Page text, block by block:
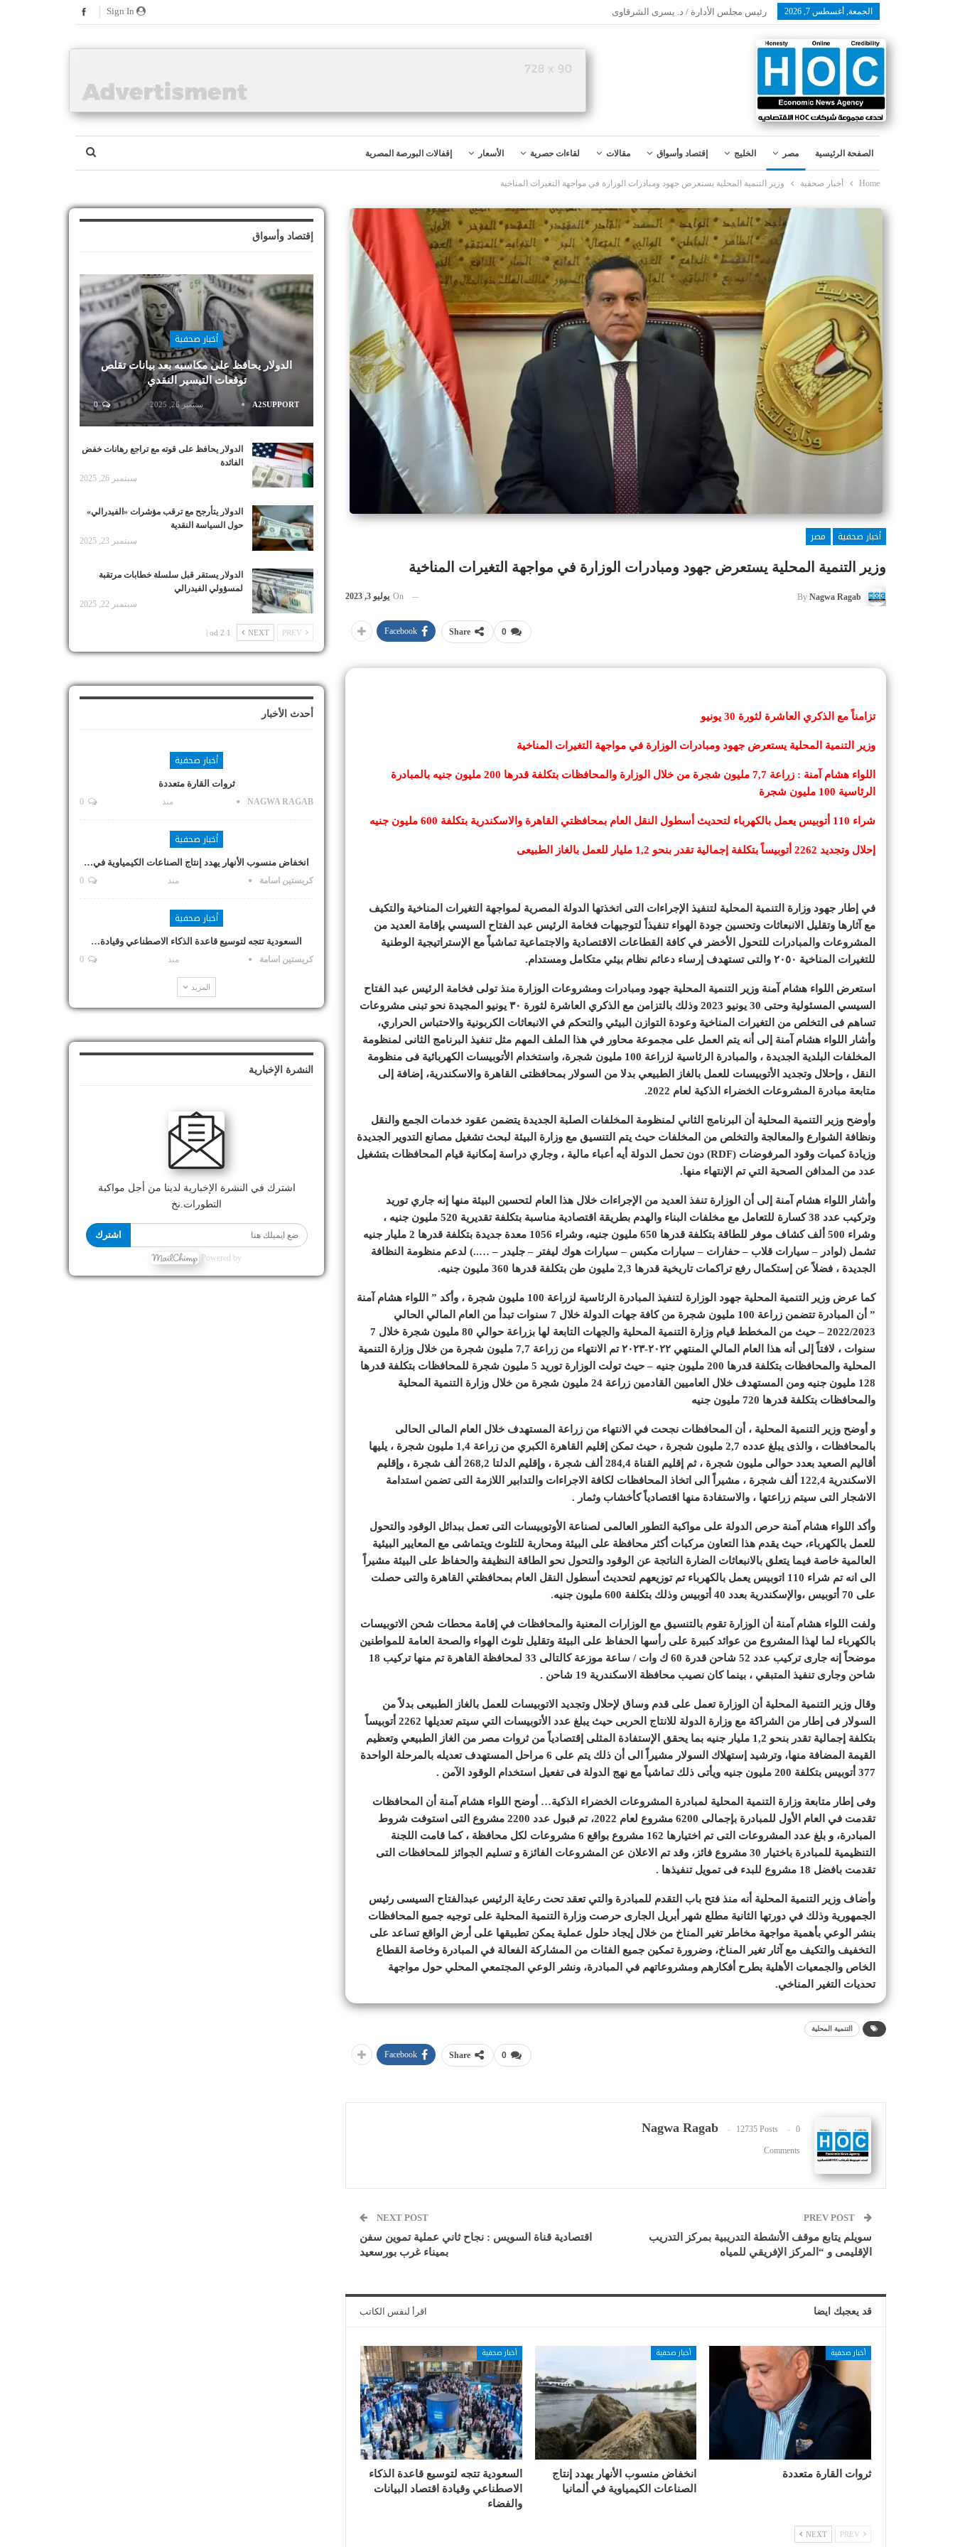
الجمعة, أغسطس 7, 2026 رئيس مجلس الأدارة / د. يسرى الشرقاوى
الصفحة الرئيسية مصر الخليج إقتصاد وأسواق مقالات لقاءات حصرية الأسعار إقفالات البورصة المصرية
Home أخبار صحفية وزير التنمية المحلية يستعرض جهود ومبادرات الوزارة في مواجهة التغيرات المناخية
أخبار صحفية
مصر
وزير التنمية المحلية يستعرض جهود ومبادرات الوزارة في مواجهة التغيرات المناخية
By Nagwa Ragab
On يوليو 3, 2023
0
Share
Facebook
تزامناً مع الذكري العاشرة لثورة 30 يونيو
وزير التنمية المحلية يستعرض جهود ومبادرات الوزارة في مواجهة التغيرات المناخية
اللواء هشام آمنة : زراعة 7,7 مليون شجرة من خلال الوزارة والمحافظات بتكلفة قدرها 200 مليون جنيه بالمبادرة
الرئاسية 100 مليون شجرة
شراء 110 أتوبيس يعمل بالكهرباء لتحديث أسطول النقل العام بمحافظتي القاهرة والاسكندرية بتكلفة 600 مليون جنيه
إحلال وتجديد 2262 أتوبيساً بتكلفة إجمالية تقدر بنحو 1,2 مليار للعمل بالغاز الطبيعى
في إطار جهود وزارة التنمية المحلية لتنفيذ الإجراءات التى اتخذتها الدولة المصرية لمواجهة التغيرات المناخية والتكيف
مع آثارها وتقليل الانبعاثات وتحسين جودة الهواء تنفيذاً لتوجيهات فخامة الرئيس عبد الفتاح السيسي بإقامة العديد من
المشروعات والمبادرات للتحول الأخضر في كافة القطاعات الاقتصادية والاجتماعية تماشياً مع الإستراتيجية الوطنية
للتغيرات المناخية ٢٠٥٠ والتى تستهدف إرساء دعائم نظام بيئي متكامل ومستدام.
استعرض اللواء هشام آمنة وزير التنمية المحلية جهود ومبادرات ومشروعات الوزارة منذ تولى فخامة الرئيس عبد الفتاح
السيسي المسئولية وحتى 30 يونيو 2023 وذلك بالتزامن مع الذكري العاشرة لثورة ٣٠ يونيو المجيدة نحو تبنى مشروعات
تساهم فى التخلص من التغيرات المناخية وعودة التوازن البيئي والتحكم في الانبعاثات الكربونية والاحتباس الحراري،
وأشار اللواء هشام آمنة إلى أنه يتم العمل على مجموعة محاور في هذا الملف المهم مثل تنفيذ البرنامج الثانى لمنظومة
المخلفات البلدية الجديدة ، والمبادرة الرئاسية لزراعة 100 مليون شجرة، واستخدام الأتوبيسات الكهربائية فى منظومة
النقل ، وإحلال وتجديد الأتوبيسات للعمل بالغاز الطبيعي بدلا من السولار بمحافظتى القاهرة والاسكندرية، إضافة إلى
متابعة مبادرة المشروعات الخضراء الذكية لعام 2022.
وأوضح وزير التنمية المحلية أن البرنامج الثاني لمنظومة المخلفات الصلبة الجديدة يتضمن عقود خدمات الجمع والنقل
ونظافة الشوارع والمعالجة والتخلص من المخلفات حيث يتم التنسيق مع وزارة البيئة لبحث تشغيل مصانع التدوير الجديدة
وزيادة كميات وقود المرفوضات (RDF) دون تحمل الدولة أيه أعباء مالية ، وجاري دراسة إمكانية قيام المحافظات بتشغيل
عدد من المدافن الصحية التي تم الإنتهاء منها.
وأشار اللواء هشام آمنة إلى أن الوزارة تنفذ العديد من الإجراءات خلال هذا العام لتحسين البيئة منها إنه جاري توريد
وتركيب عدد 38 كسارة للتعامل مع مخلفات البناء والهدم بطريقة اقتصادية مناسبة بتكلفة تقديرية 520 مليون جنيه ،
وشراء 500 ألف كشاف موفر للطاقة بتكلفة قدرها 650 مليون جنيه، وشراء 1056 معدة جديدة بتكلفة قدرها 2 مليار جنيه
تشمل (لوادر – سيارات قلاب – حفارات – سيارات مكبس – سيارات هوك ليفتر – جليدر – …..) لدعم منظومة النظافة
الجديدة ، فضلاً عن إستكمال رفع تراكمات تاريخية قدرها 2,3 مليون طن بتكلفة قدرها 360 مليون جنيه.
كما عرض وزير التنمية المحلية جهود الوزارة لتنفيذ المبادرة الرئاسية لزراعة 100 مليون شجرة ، وأكد ” اللواء هشام آمنة
” أن المبادرة تتضمن زراعة 100 مليون شجرة من كافة جهات الدولة خلال 7 سنوات تبدأ من العام المالي الحالي
2022/2023 – حيث من المخطط قيام وزارة التنمية المحلية والجهات التابعة لها بزراعة حوالي 80 مليون شجرة خلال 7
سنوات ، لافتاً إلى أنه هذا العام المالي المنتهي ٢٠٢٢-٢٠٢٣ تم الانتهاء من زراعة 7,7 مليون شجرة من خلال وزارة التنمية
المحلية والمحافظات بتكلفة قدرها 200 مليون جنيه – حيث تولت الوزارة توريد 5 مليون شجرة للمحافظات بتكلفة قدرها
128 مليون جنيه ومن المستهدف خلال العاميين القادمين زراعة 24 مليون شجرة من خلال وزارة التنمية المحلية
والمحافظات بتكلفة قدرها 720 مليون جنيه
و أوضح وزير التنمية المحلية ، أن المحافظات نجحت في الانتهاء من زراعة المستهدف خلال العام المالى الحالى
بالمحافظات ، والذى يبلغ عدده 2,7 مليون شجرة ، حيث تمكن إقليم القاهرة الكبري من زراعة 1,4 مليون شجرة ، يليها
أقاليم الصعيد بعدد حوالى مليون شجرة ، ثم إقليم القناة 284,4 ألف شجرة ، وإقليم الدلتا 268,2 ألف شجرة ، وإقليم
الاسكندرية 122,4 ألف شجرة ، مشيراً الى اتخاذ المحافظات لكافة الاجراءات والتدابير اللازمة التى تضمن استدامة
الاشجار التى سيتم زراعتها ، والاستفادة منها اقتصادياً كأخشاب وثمار .
وأكد اللواء هشام آمنة حرص الدولة على مواكبة التطور العالمى لصناعة الأوتوبيسات التى تعمل ببدائل الوقود والتحول
للعمل بالكهرباء، حيث يقدم هذا التعاون مركبات أكثر محافظة على البيئة ومحاربة للتلوث ويتماشى مع المعايير البيئية
العالمية خاصة فيما يتعلق بالانبعاثات الضارة الناتجة عن الوقود والتحول نحو الطاقة النظيفة والحفاظ على البيئة مشيراً
الى انه تم شراء 110 اتوبيس يعمل بالكهرباء تم توزيعهم لتحديث أسطول النقل العام بمحافظتي القاهرة والتى حصلت
على 70 أتوبيس ،والإسكندرية بعدد 40 أتوبيس وذلك بتكلفة 600 مليون جنيه.
ولفت اللواء هشام آمنة أن الوزارة تقوم بالتنسيق مع الوزارات المعنية والمحافظات في إقامة محطات شحن الاتوبيسات
بالكهرباء لما لهذا المشروع من عوائد كبيرة على رأسها الحفاظ على البيئة وتقليل تلوث الهواء والصحة العامة للمواطنين
موضحاً إنه جارى تركيب عدد 52 شاحن قدرة 60 ك وات / ساعة موزعة كالتالى 33 لمحافظة القاهرة تم منها تركيب 18
شاحن وجارى تنفيذ المتبقي ، بينما كان نصيب محافظة الاسكندرية 19 شاحن .
وقال وزير التنمية المحلية أن الوزارة تعمل على قدم وساق لإحلال وتجديد الاتوبيسات للعمل بالغاز الطبيعى بدلاً من
السولار فى إطار من الشراكة مع وزارة الدولة للانتاج الحربى حيث يبلغ عدد الأتوبيسات التي سيتم تعديلها 2262 أتوبيساً
بتكلفة إجمالية تقدر بنحو 1,2 مليار جنيه بما يحقق الإستفادة المثلى إقتصادياً من ثروات مصر من الغاز الطبيعي وتعظيم
القيمة المضافة منها، وترشيد إستهلاك السولار مشيراً الى أن ذلك يتم على 6 مراحل المستهدف تعديله بالمرحلة الواحدة
377 أتوبيس بتكلفة 200 مليون جنيه ويأتى ذلك تماشياً مع نهج الدولة فى تفعيل استخدام الوقود الآمن .
وفى إطار متابعة وزارة التنمية المحلية لمبادرة المشروعات الخضراء الذكية… أوضح اللواء هشام آمنة أن المحافظات
تقدمت في العام الأول للمبادرة بإجمالى 6200 مشروع لعام 2022، تم قبول عدد 2200 مشروع التى استوفت شروط
المبادرة، و بلغ عدد المشروعات التى تم اختيارها 162 مشروع بواقع 6 مشروعات لكل محافظة ، كما قامت اللجنة
التنظيمية للمبادرة باختيار 30 مشروع فائز، وقد تم الاعلان عن المشروعات الفائزة و تسليم الجوائز للمحافظات التى
تقدمت بافضل 18 مشروع للبدء فى تمويل تنفيذها .
وأضاف وزير التنمية المحلية أنه منذ فتح باب التقدم للمبادرة والتي تعقد تحت رعاية الرئيس عبدالفتاح السيسى رئيس
الجمهورية وذلك في دورتها الثانية مطلع شهر أبريل الجارى حرصت وزارة التنمية المحلية على توجيه جميع المحافظات
بنشر الوعي بأهمية مواجهة مخاطر تغير المناخ من خلال إيجاد حلول عملية يمكن تطبيقها على أرض الواقع تساعد على
التخفيف والتكيف مع آثار تغير المناخ، وضرورة تمكين جميع الفئات من المشاركة الفعالة في المبادرة وخاصة القطاع
الخاص والجمعيات الأهلية بطرح أفكارهم ومشروعاتهم في المبادرة، ونشر الوعي المجتمعي المحلي حول مواجهة
تحديات التغير المناخي.
التنمية المحلية
0
Share
Facebook
Nagwa Ragab 12735 Posts 0
Comments
سويلم يتابع موقف الأنشطة التدريبية بمركز التدريب
الإقليمى و “المركز الإفريقي للمياه
NEXT POST
اقتصادية قناة السويس : نجاح ثاني عملية تموين سفن
بميناء غرب بورسعيد
قد يعجبك ايضا اقرأ لنفس الكاتب
أخبار صحفية
ثروات القارة متعددة
أخبار صحفية
انخفاض منسوب الأنهار يهدد إنتاج
الصناعات الكيمياوية في ألمانيا
أخبار صحفية
السعودية تتجه لتوسيع قاعدة الذكاء
الاصطناعي وقيادة اقتصاد البيانات
والفضاء
NEXT
إقتصاد وأسواق
أخبار صحفية
الدولار يحافظ على مكاسبه بعد بيانات تقلص
توقعات التيسير النقدي
A2SUPPORT سبتمبر 26, 2025 0
الدولار يحافظ على قوته مع تراجع رهانات خفض
الفائدة
سبتمبر 26, 2025
الدولار يتأرجح مع ترقب مؤشرات «الفيدرالي»
حول السياسة النقدية
سبتمبر 23, 2025
الدولار يستقر قبل سلسلة خطابات مرتقبة
لمسؤولي الفيدرالي
سبتمبر 22, 2025
NEXT
1 od 2 |
أحدث الأخبار
أخبار صحفية
ثروات القارة متعددة
NAGWA RAGAB منذ
أخبار صحفية
انخفاض منسوب الأنهار يهدد إنتاج الصناعات الكيمياوية في…
كريستين اسامة منذ
أخبار صحفية
السعودية تتجه لتوسيع قاعدة الذكاء الاصطناعي وقيادة…
كريستين اسامة منذ
المزيد
النشرة الإخبارية
اشترك في النشرة الإخبارية لدينا من أجل مواكبة
التطورات.نخ
اشترك
Powered by